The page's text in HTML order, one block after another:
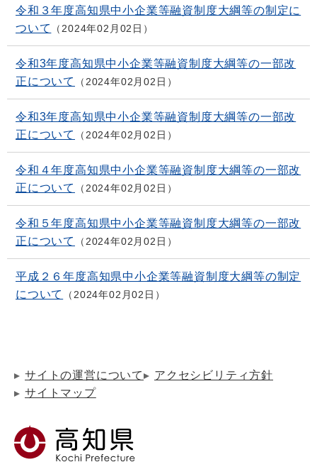
令和３年度高知県中小企業等融資制度大綱等の制定に
ついて
2024年02月02日
令和3年度高知県中小企業等融資制度大綱等の一部改
正について
2024年02月02日
令和3年度高知県中小企業等融資制度大綱等の一部改
正について
2024年02月02日
令和４年度高知県中小企業等融資制度大綱等の一部改
正について
2024年02月02日
令和５年度高知県中小企業等融資制度大綱等の一部改
正について
2024年02月02日
平成２６年度高知県中小企業等融資制度大綱等の制定
について
2024年02月02日
サイトの運営について
アクセシビリティ方針
サイトマップ